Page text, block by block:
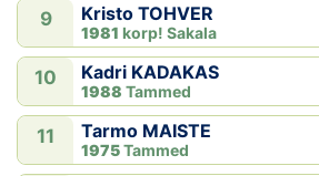
9 Kristo TOHVER
1981 korp! Sakala
10 Kadri KADAKAS
1988 Tammed
11 Tarmo MAISTE
1975Tammed